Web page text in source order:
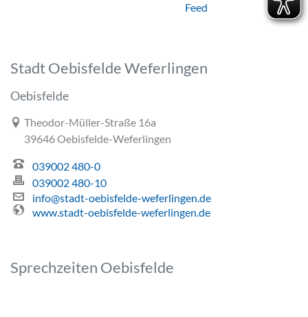
Feed
Stadt Oebisfelde Weferlingen
Oebisfelde
Link zur Google-Maps Navigation
Theodor-Müller-Straße 16a
39646 Oebisfelde-Weferlingen
039002 480-0
039002 480-10
info@stadt-oebisfelde-weferlingen.de
www.stadt-oebisfelde-weferlingen.de
Sprechzeiten Oebisfelde